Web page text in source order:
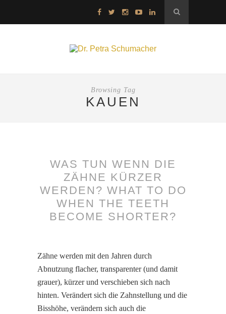
Browsing Tag
KAUEN
WAS TUN WENN DIE
ZÄHNE KÜRZER
WERDEN? WHAT TO DO
WHEN THE TEETH
BECOME SHORTER?
Zähne werden mit den Jahren durch
Abnutzung flacher, transparenter (und damit
grauer), kürzer und verschieben sich nach
hinten. Verändert sich die Zahnstellung und die
Bisshöhe, verändern sich auch die